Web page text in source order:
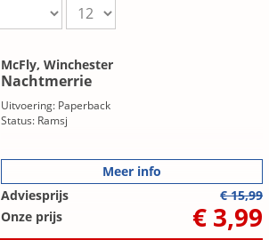
McFly, Winchester
Nachtmerrie
Uitvoering: Paperback
Status: Ramsj
Meer info
Adviesprijs
€ 15,99
Onze prijs
€ 3,99